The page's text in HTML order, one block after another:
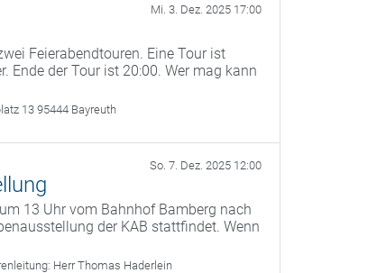
Mi. 3. Dez. 2025 17:00
Feierabendtouren. Eine Tour ist
Ende der Tour ist 20:00. Wer mag kann
13 95444 Bayreuth
So. 7. Dez. 2025 12:00
13 Uhr vom Bahnhof Bamberg nach
der KAB stattfindet. Wenn
Herr Thomas Haderlein